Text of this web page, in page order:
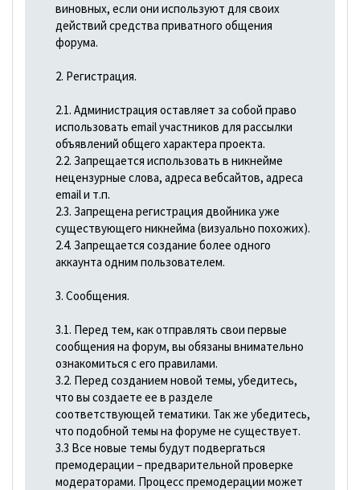
виновных, если они используют для своих
действий средства приватного общения
форума.
2. Регистрация.
2.1. Администрация оставляет за собой право
использовать email участников для рассылки
объявлений общего характера проекта.
2.2. Запрещается использовать в никнейме
нецензурные слова, адреса вебсайтов, адреса
email и т.п.
2.3. Запрещена регистрация двойника уже
существующего никнейма (визуально похожих).
2.4. Запрещается создание более одного
аккаунта одним пользователем.
3. Сообщения.
3.1. Перед тем, как отправлять свои первые
сообщения на форум, вы обязаны внимательно
ознакомиться с его правилами.
3.2. Перед созданием новой темы, убедитесь,
что вы создаете ее в разделе
соответствующей тематики. Так же убедитесь,
что подобной темы на форуме не существует.
3.3 Все новые темы будут подвергаться
премодерации – предварительной проверке
модераторами. Процесс премодерации может